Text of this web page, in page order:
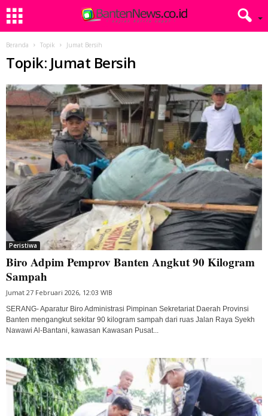
Beranda Topik Jumat Bersih
Topik: Jumat Bersih
Peristiwa
Biro Adpim Pemprov Banten Angkut 90 Kilogram
Sampah
Jumat 27 Februari 2026, 12:03 WIB
SERANG- Aparatur Biro Administrasi Pimpinan Sekretariat Daerah Provinsi
Banten mengangkut sekitar 90 kilogram sampah dari ruas Jalan Raya Syekh
Nawawi Al-Bantani, kawasan Kawasan Pusat...